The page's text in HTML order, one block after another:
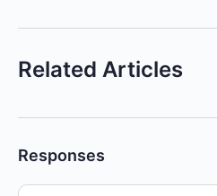
Related Articles
Responses